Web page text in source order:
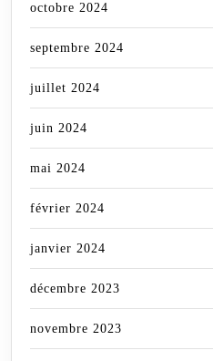
octobre 2024
septembre 2024
juillet 2024
juin 2024
mai 2024
février 2024
janvier 2024
décembre 2023
novembre 2023